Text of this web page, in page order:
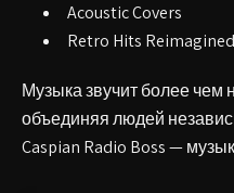
Acoustic Covers
Retro Hits Reimagined
Музыка звучит более чем
объединяя людей
Caspian Radio Boss —